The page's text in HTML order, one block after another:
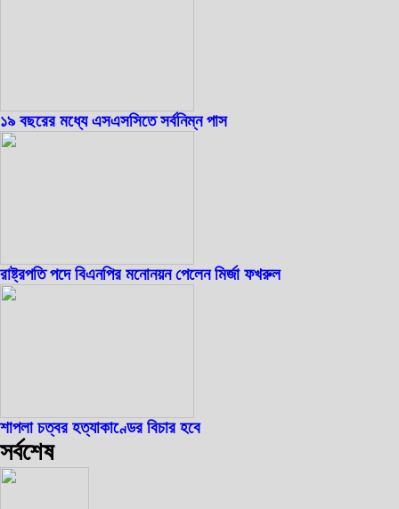
১৯ বছরের মধ্যে এসএসসিতে সর্বনিম্ন পাস
রাষ্ট্রপতি পদে বিএনপির মনোনয়ন পেলেন মির্জা ফখরুল
শাপলা চত্বর হত্যাকাণ্ডের বিচার হবে
সর্বশেষ